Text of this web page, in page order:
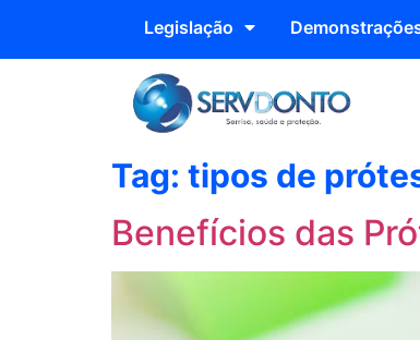
Legislação
Tag: tipos de
Benefícios das